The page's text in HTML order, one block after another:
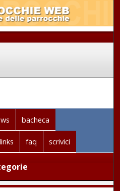
bacheca
links faq scrivici